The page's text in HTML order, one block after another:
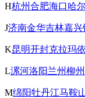
H杭州合肥海口哈
J济南金华吉林嘉兴
K昆明开封克拉玛依
L漯河洛阳兰州柳州
M绵阳牡丹江马鞍